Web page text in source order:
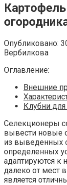
Опубликовано:
Вербилкова
Оглавление:
Внешние
Клубни
Селекционеры
вывести новые
из выведенных
определенных
адаптируются к
далеко от мест
является